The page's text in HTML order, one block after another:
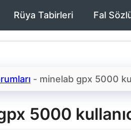
Rüya Tabirleri Fal
- minelab gpx 5000
5000